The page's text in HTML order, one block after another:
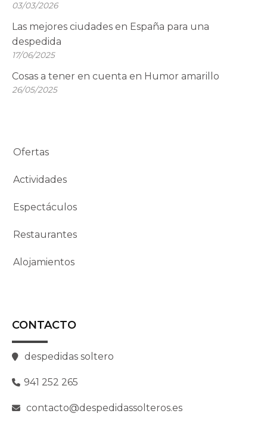
03/03/2026
Las mejores ciudades en España para una
despedida
17/06/2025
Cosas a tener en cuenta en Humor amarillo
26/05/2025
Ofertas
Actividades
Espectáculos
Restaurantes
Alojamientos
CONTACTO
despedidas soltero
941 252 265
contacto@despedidassolteros.es